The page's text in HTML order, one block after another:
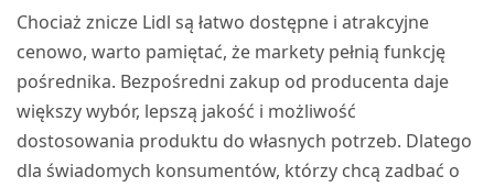
Chociaż znicze Lidl są łatwo dostępne i atrakcyjne
cenowo, warto pamiętać, że markety pełnią funkcję
pośrednika. Bezpośredni zakup od producenta daje
większy wybór, lepszą jakość i możliwość
dostosowania produktu do własnych potrzeb. Dlatego
dla świadomych konsumentów, którzy chcą zadbać o